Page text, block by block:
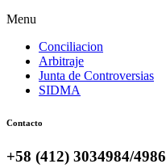
Menu
Conciliacion
Arbitraje
Junta de Controversias
SIDMA
Contacto
+58 (412) 3034984/4986